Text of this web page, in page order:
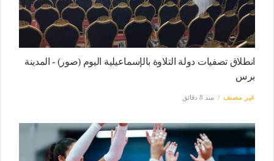
انطلاق تصفيات دولة التلاوة بالإسماعيلية اليوم (صور) - المدينة
برس
غير مصنف منذ 8 دقائق